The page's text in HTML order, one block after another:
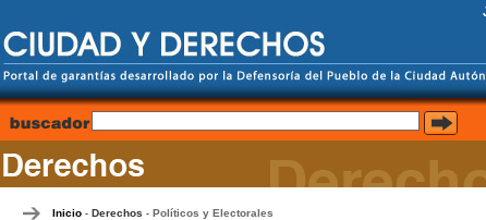
Inicio- Derechos - Políticos y Electorales